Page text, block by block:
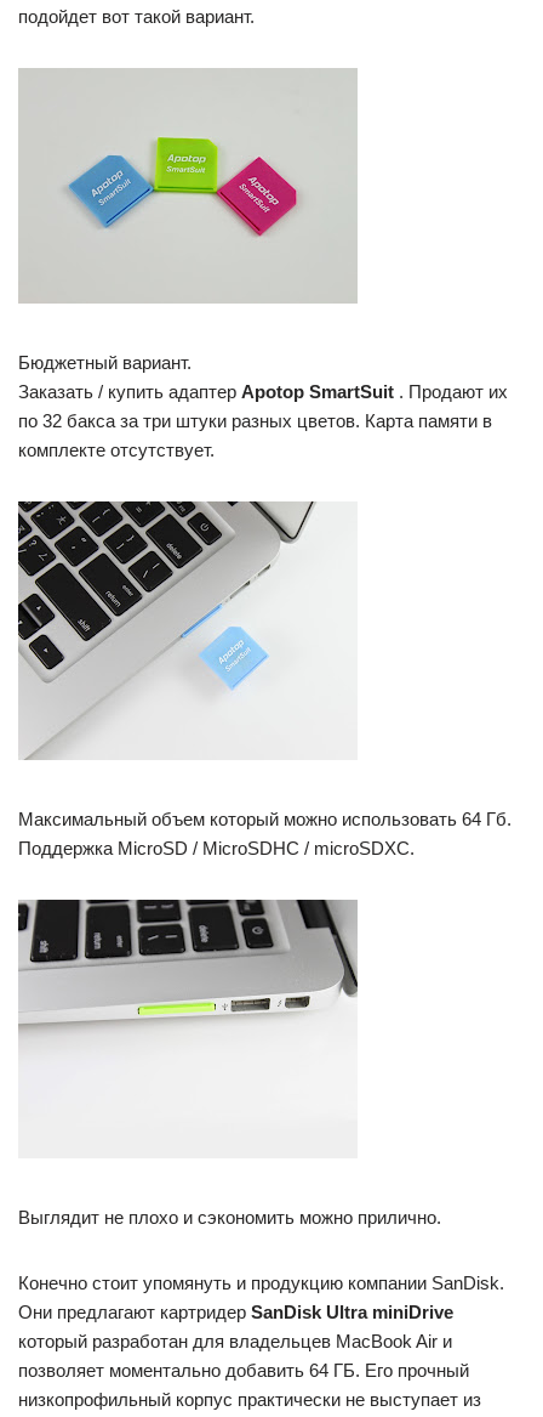
подойдет вот такой вариант.
Бюджетный вариант.
Заказать / купить адаптер Apotop SmartSuit . Продают их
по 32 бакса за три штуки разных цветов. Карта памяти в
комплекте отсутствует.
Максимальный объем который можно использовать 64 Гб.
Поддержка MicroSD / MicroSDHC / microSDXC.
Выглядит не плохо и сэкономить можно прилично.
Конечно стоит упомянуть и продукцию компании SanDisk.
Они предлагают картридер SanDisk Ultra miniDrive
который разработан для владельцев MacBook Air и
позволяет моментально добавить 64 ГБ. Его прочный
низкопрофильный корпус практически не выступает из